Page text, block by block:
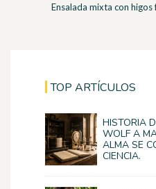
Ensalada mixta con higos
TOP ARTÍCULOS
HISTORIA
WOLF A
ALMA SE
CIENCIA.